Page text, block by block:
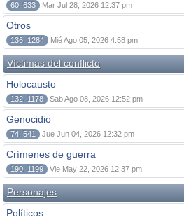
60, 633 Mar Jul 28, 2026 12:37 pm
Otros
136, 1284 Mié Ago 05, 2026 4:58 pm
Víctimas del conflicto
Holocausto
132, 1178 Sab Ago 08, 2026 12:52 pm
Genocidio
74, 541 Jue Jun 04, 2026 12:32 pm
Crímenes de guerra
190, 1199 Vie May 22, 2026 12:37 pm
Personajes
Políticos